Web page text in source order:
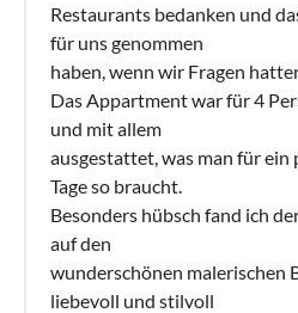
Restaurants bedanken und
für uns genommen
haben, wenn wir Fragen
Das Appartment war für 4
und mit allem
ausgestattet, was man für ein
Tage so braucht.
Besonders hübsch fand ich
auf den
wunderschönen malerischen
liebevoll und stilvoll